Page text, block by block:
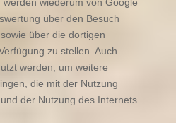
über den Besuch
über die dortigen
zu stellen. Auch
werden, um weitere
die mit der Nutzung
der Nutzung des Internets